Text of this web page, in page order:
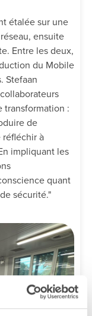
étalée sur une
ensuite
Entre les deux,
du Mobile
Stefaan
transformation :
de
réfléchir à
impliquant les
quant
sécurité."